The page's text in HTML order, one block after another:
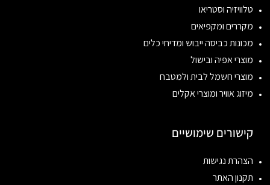
טלוויזיה וסטריאו
מקררים ומקפיאים
מכונות כביסה ייבוש ומדיחי כלים
מוצרי אפיה ובישול
מוצרי חשמל לבית ולמטבח
מיזוג אוויר ומוצרי אקלים
קישורים שימושיים
הצהרת נגישות
תקנון האתר